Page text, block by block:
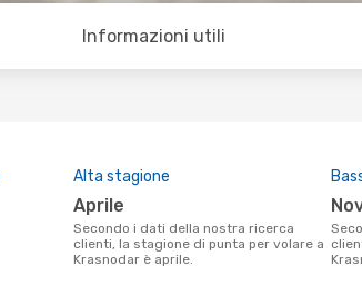
Informazioni utili
Alta stagione
aprile
Secondo i dati della nostra ricerca
clienti, la stagione di punta per volare a
Krasnodar è aprile.
Secondo i dati della nostra ricerca